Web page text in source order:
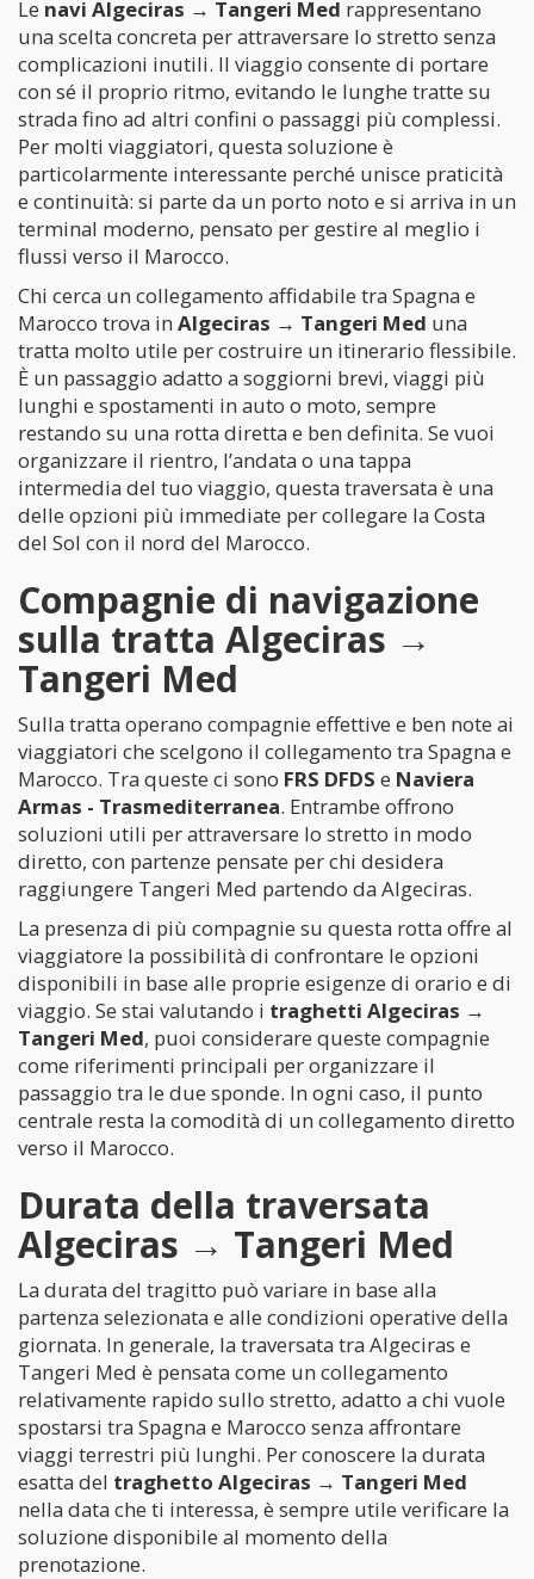
Le navi Algeciras → Tangeri Med rappresentano
una scelta concreta per attraversare lo stretto senza
complicazioni inutili. Il viaggio consente di portare
con sé il proprio ritmo, evitando le lunghe tratte su
strada fino ad altri confini o passaggi più complessi.
Per molti viaggiatori, questa soluzione è
particolarmente interessante perché unisce praticità
e continuità: si parte da un porto noto e si arriva in un
terminal moderno, pensato per gestire al meglio i
flussi verso il Marocco.
Chi cerca un collegamento affidabile tra Spagna e
Marocco trova in Algeciras → Tangeri Med una
tratta molto utile per costruire un itinerario flessibile.
È un passaggio adatto a soggiorni brevi, viaggi più
lunghi e spostamenti in auto o moto, sempre
restando su una rotta diretta e ben definita. Se vuoi
organizzare il rientro, l’andata o una tappa
intermedia del tuo viaggio, questa traversata è una
delle opzioni più immediate per collegare la Costa
del Sol con il nord del Marocco.
Compagnie di navigazione
sulla tratta Algeciras →
Tangeri Med
Sulla tratta operano compagnie effettive e ben note ai
viaggiatori che scelgono il collegamento tra Spagna e
Marocco. Tra queste ci sono FRS DFDS e Naviera
Armas - Trasmediterranea. Entrambe offrono
soluzioni utili per attraversare lo stretto in modo
diretto, con partenze pensate per chi desidera
raggiungere Tangeri Med partendo da Algeciras.
La presenza di più compagnie su questa rotta offre al
viaggiatore la possibilità di confrontare le opzioni
disponibili in base alle proprie esigenze di orario e di
viaggio. Se stai valutando i traghetti Algeciras →
Tangeri Med, puoi considerare queste compagnie
come riferimenti principali per organizzare il
passaggio tra le due sponde. In ogni caso, il punto
centrale resta la comodità di un collegamento diretto
verso il Marocco.
Durata della traversata
Algeciras → Tangeri Med
La durata del tragitto può variare in base alla
partenza selezionata e alle condizioni operative della
giornata. In generale, la traversata tra Algeciras e
Tangeri Med è pensata come un collegamento
relativamente rapido sullo stretto, adatto a chi vuole
spostarsi tra Spagna e Marocco senza affrontare
viaggi terrestri più lunghi. Per conoscere la durata
esatta del traghetto Algeciras → Tangeri Med
nella data che ti interessa, è sempre utile verificare la
soluzione disponibile al momento della
prenotazione.